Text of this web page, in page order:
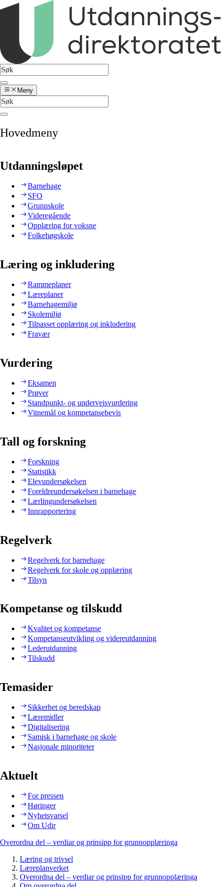
Meny
Hovedmeny
Utdanningsløpet
Barnehage
SFO
Grunnskole
Videregående
Opplæring for voksne
Folkehøgskole
Læring og inkludering
Rammeplaner
Læreplaner
Barnehagemiljø
Skolemiljø
Tilpasset opplæring og inkludering
Fravær
Vurdering
Eksamen
Prøver
Standpunkt- og underveisvurdering
Vitnemål og kompetansebevis
Tall og forskning
Forskning
Statistikk
Elevundersøkelsen
Foreldreundersøkelsen i barnehage
Lærlingundersøkelsen
Innrapportering
Regelverk
Regelverk for barnehage
Regelverk for skole og opplæring
Tilsyn
Kompetanse og tilskudd
Kvalitet og kompetanse
Kompetanseutvikling og videreutdanning
Lederutdanning
Tilskudd
Temasider
Sikkerhet og beredskap
Læremidler
Digitalisering
Samisk i barnehage og skole
Nasjonale minoriteter
Aktuelt
For pressen
Høringer
Nyhetsvarsel
Om Udir
Overordna del – verdiar og prinsipp for grunnopplæringa
Læring og trivsel
Læreplanverket
Overordna del – verdiar og prinsipp for grunnopplæringa